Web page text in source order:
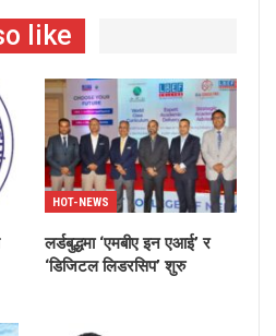
like
HOT-NEWS
लर्डबुद्धमा ‘एमबीए इन एआई’ र
‘डिजिटल लिडरसिप’ शुरु